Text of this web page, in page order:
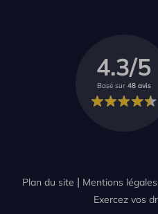
4.3/5
Basé sur 48 avis
Plan du site Mentions légales
Exercez vos